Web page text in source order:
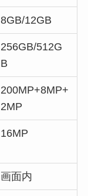
8GB/12GB
256GB/512G
B
200MP+8MP+
2MP
16MP
画面内